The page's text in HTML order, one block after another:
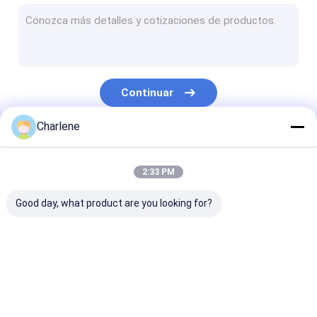
Continuar
Nuestras Categorías
Charlene
2:33 PM
Good day, what product are you looking for?